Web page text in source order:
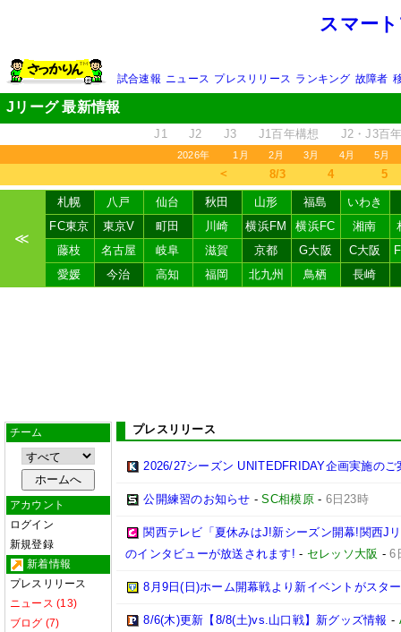
スマー
試合速報 ニュース プレスリリース ランキング 故障者
Jリーグ 最新情報
J1 J2 J3 J1百年構想 J2・J3百
2026年 1月 2月 3月 4月 5月
＜ 8/3 4 5
≪
札幌 八戸 仙台 秋田 山形 福島
いわき
FC東京
東京V 町田 川崎 横浜FM 横浜FC 湘南
藤枝
名古屋 岐阜 滋賀 京都 G大阪 C大阪
愛媛
今治 高知 福岡 北九州 鳥栖 長崎
チーム
アカウント
ログイン
新規登録
新着情報
プレスリリース
ニュース (13)
ブログ (7)
プレスリリース
2026/27シーズン UNITEDFRIDAY企画実施のご
公開練習のお知らせ -SC相模原- 6日23時
関西テレビ「夏休みはJ!新シーズン開幕!関西J
のインタビューが放送されます! - セレッソ大阪 -6
8月9日(日)ホーム開幕戦より新イベントがスタ
8/6(木)更新【8/8(土)vs.山口戦】新グッズ情報 -